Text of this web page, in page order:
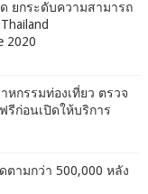
ยกระดับความสามารถ
2020
กรรมท่องเที่ยว ตรวจ
รีก่อนเปิดให้บริการ
ามกว่า 500,000 หลัง